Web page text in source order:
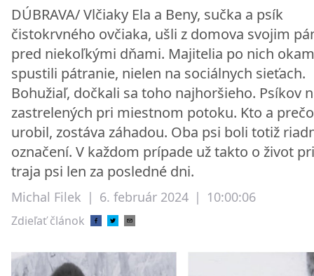
DÚBRAVA/ Vlčiaky Ela a Beny, sučka a psík
čistokrvného ovčiaka, ušli z domova svojim
pred niekoľkými dňami. Majitelia po nich
spustili pátranie, nielen na sociálnych sieťach.
Bohužiaľ, dočkali sa toho najhoršieho. Psíkov
zastrelených pri miestnom potoku. Kto a
urobil, zostáva záhadou. Oba psi boli totiž
označení. V každom prípade už takto o život
traja psi len za posledné dni.
Michal Filek | 6. február 2024 | 10:00:06
Zdieľať článok